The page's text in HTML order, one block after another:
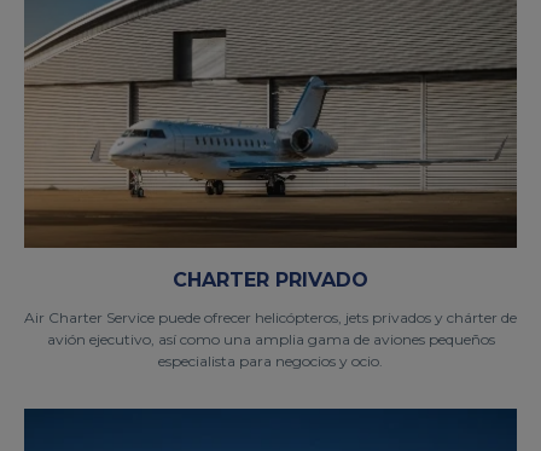
CHARTER PRIVADO
Air Charter Service puede ofrecer helicópteros, jets privados y chárter de
avión ejecutivo, así como una amplia gama de aviones pequeños
especialista para negocios y ocio.